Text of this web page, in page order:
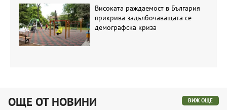
Високата раждаемост в България
прикрива задълбочаващата се
демографска криза
ОЩЕ ОТ НОВИНИ ВИЖ ОЩЕ